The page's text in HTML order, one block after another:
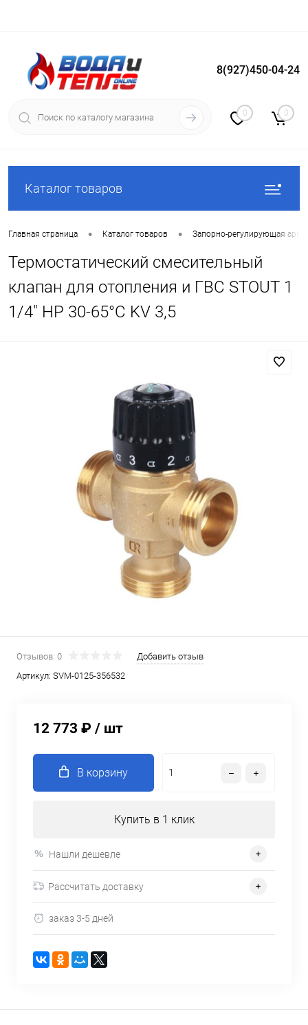
Вход Регистрация
8(927)450-04-24
0 0
Каталог товаров
Главная страница • Каталог товаров • Запорно-регулирующая
Термостатический смесительный
клапан для отопления и ГВС STOUT 1
1/4" НР 30-65°С KV 3,5
Отзывов: 0
Добавить отзыв
Артикул: SVM-0125-356532
12 773 ₽ / шт
В корзину
Купить в 1 клик
Нашли дешевле
Рассчитать доставку
заказ 3-5 дней